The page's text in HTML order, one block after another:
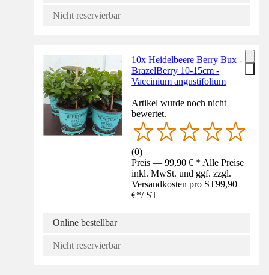
Nicht reservierbar
10x Heidelbeere Berry Bux -
BrazelBerry 10-15cm -
Vaccinium angustifolium
Artikel wurde noch nicht
bewertet.
(0)
Preis — 99,90 € * Alle Preise
inkl. MwSt. und ggf. zzgl.
Versandkosten pro ST99,90
€*/ ST
Online bestellbar
Nicht reservierbar